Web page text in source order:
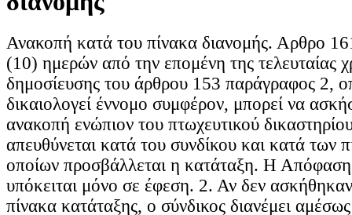
Ανακοπή κατά του πίνακα διανομής. Αρθρο
(10) ημερών από την επομένη της τελευταίας
δημοσίευσης του άρθρου 153 παράγραφος 2,
δικαιολογεί έννομο συμφέρον, μπορεί να
ανακοπή ενώπιον του πτωχευτικού
απευθύνεται κατά του συνδίκου και κατά των
οποίων προσβάλλεται η κατάταξη. Η Απόφαση
υπόκειται μόνο σε έφεση. 2. Αν δεν
πίνακα κατάταξης, ο σύνδικος διανέμει